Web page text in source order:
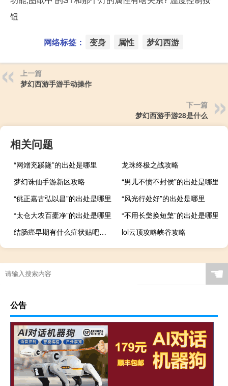
钮
网络标签： 变身 属性 梦幻西游
上一篇
梦幻西游手游手动操作
下一篇
梦幻西游手游28是什么
相关问题
“网矰充蹊隧”的出处是哪里
龙珠终极之战攻略
梦幻诛仙手游新区攻略
“男儿不愤不封侯”的出处是哪里
“佻正嘉古弘以昌”的出处是哪里
“风光行处好”的出处是哪里
“太仓大农百橐净”的出处是哪里
“不用长檠换短檠”的出处是哪里
结肠癌早期有什么症状贴吧（结肠癌早期有什么症状）
lol云顶攻略峡谷攻略
☚
公告